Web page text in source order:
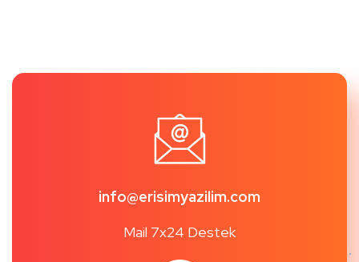
info@erisimyazilim.com
Mail 7x24 Destek